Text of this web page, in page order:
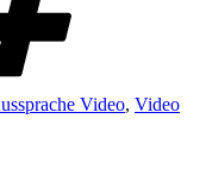
Video, Video